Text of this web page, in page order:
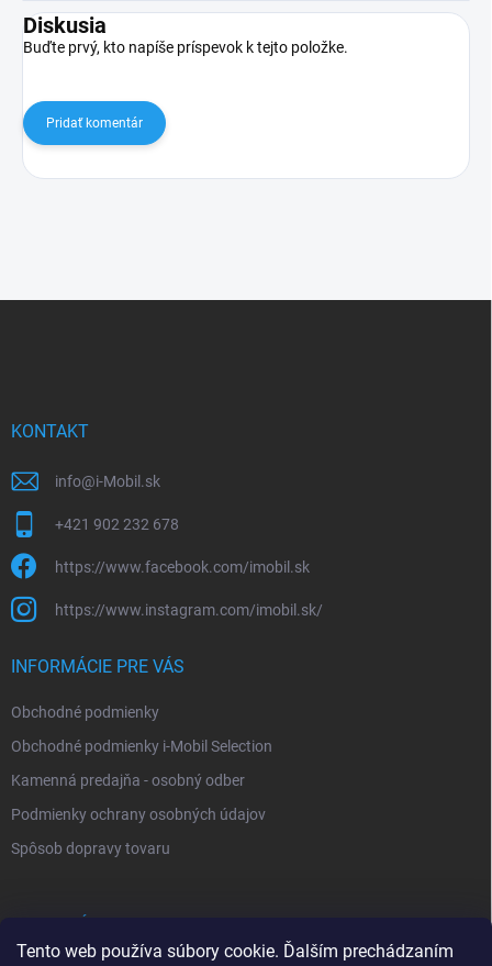
Tento web používa súbory cookie. Ďalším prechádzaním
Diskusia
Buďte prvý, kto napíše príspevok k tejto položke.
Pridať komentár
KONTAKT
info@i-Mobil.sk
+421 902 232 678
https://www.facebook.com/imobil.sk
https://www.instagram.com/imobil.sk/
INFORMÁCIE PRE VÁS
Obchodné podmienky
Obchodné podmienky i-Mobil Selection
Kamenná predajňa - osobný odber
Podmienky ochrany osobných údajov
Spôsob dopravy tovaru